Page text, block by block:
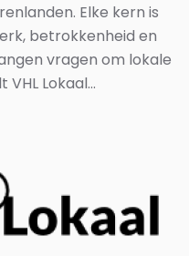
Elke kern is
betrokkenheid en
vragen om lokale
Lokaal...